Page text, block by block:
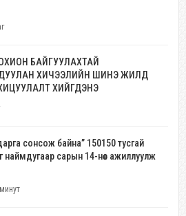
БАЙГУУЛАХТАЙ
ХИЧЭЭЛИЙН ШИНЭ ЖИЛД
ХИЙГДЭНЭ
сонсож байна” 150150 тусгай
наймдугаар сарын 14-нөөс ажиллуулж